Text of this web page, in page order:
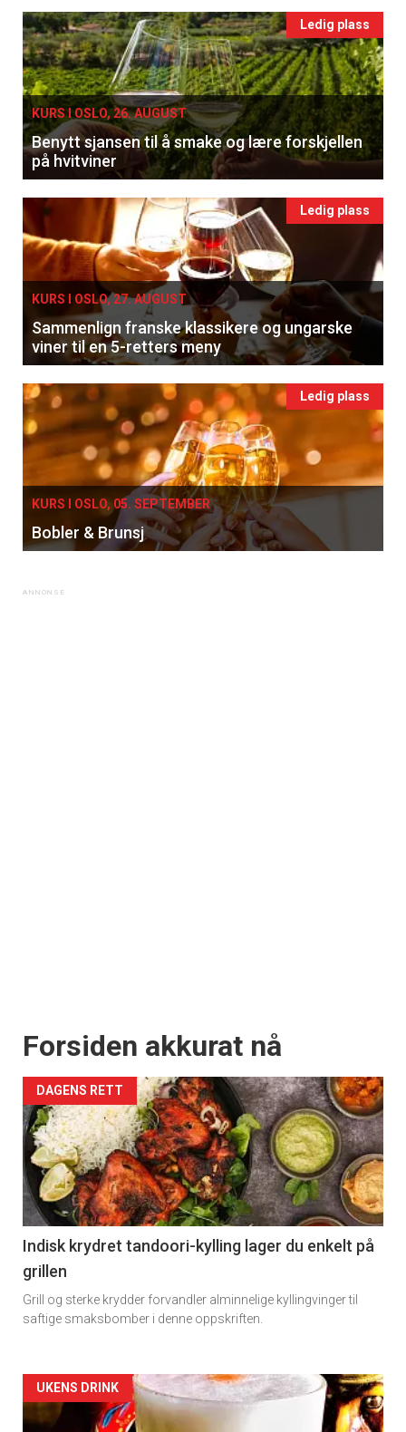
Ledig plass
KURS I OSLO, 26. AUGUST
Benytt sjansen til å smake og lære forskjellen
på hvitviner
Ledig plass
KURS I OSLO, 27. AUGUST
Sammenlign franske klassikere og ungarske
viner til en 5-retters meny
Ledig plass
KURS I OSLO, 05. SEPTEMBER
Bobler & Brunsj
Forsiden akkurat nå
DAGENS RETT
Indisk krydret tandoori-kylling lager du enkelt på
grillen
Grill og sterke krydder forvandler alminnelige kyllingvinger til
saftige smaksbomber i denne oppskriften.
Forsiden
UKENS DRINK